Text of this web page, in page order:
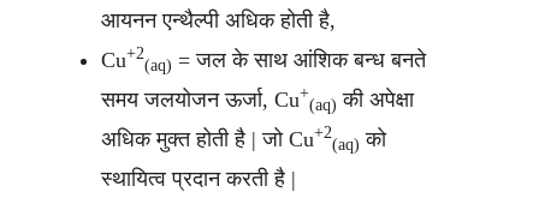
आयनन एन्थैल्पी अधिक होती है,
Cu+2
(aq) = जल के साथ आंशिक बन्ध बनते
समय जलयोजन ऊर्जा, Cu+
(aq) की अपेक्षा
अधिक मुक्त होती है | जो Cu+2
(aq) को
स्थायित्व प्रदान करती है |